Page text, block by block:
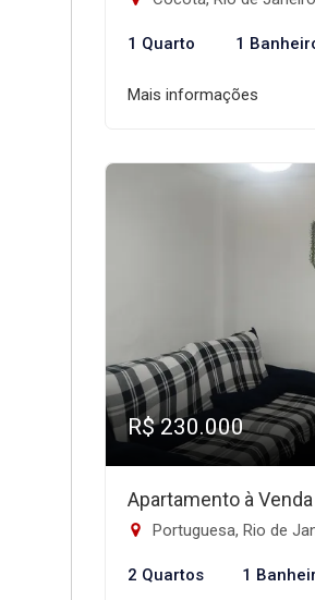
1 Quarto 1
Mais informações
R$ 230.000
Apartamento à
Portuguesa, Rio de
2 Quartos 1